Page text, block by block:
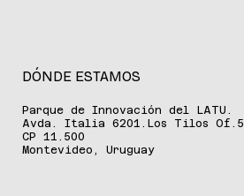
DÓNDE ESTAMOS
Parque de Innovación del LATU.
Avda. Italia 6201.Los Tilos Of.5
CP 11.500
Montevideo, Uruguay